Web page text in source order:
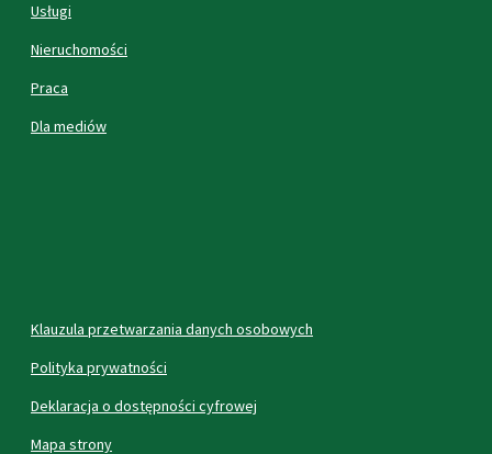
Usługi
Nieruchomości
Praca
Dla mediów
Klauzula przetwarzania danych osobowych
Polityka prywatności
Deklaracja o dostępności cyfrowej
Mapa strony